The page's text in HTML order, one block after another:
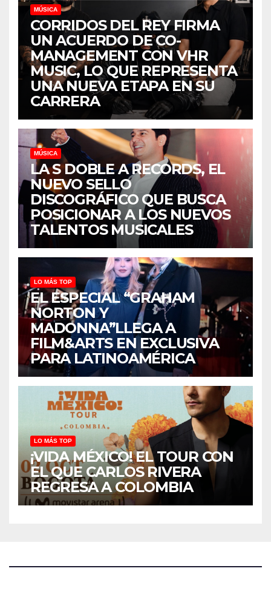
MÚSICA
CORRIDOS DEL REY FIRMA
UN ACUERDO DE CO-
MANAGEMENT CON VHR
MUSIC, LO QUE REPRESENTA
UNA NUEVA ETAPA EN SU
CARRERA
MÚSICA
LA S DOBLE A RECORDS, EL
NUEVO SELLO
DISCOGRÁFICO QUE BUSCA
POSICIONAR A LOS NUEVOS
TALENTOS MUSICALES
LO MÁS TOP
EL ESPECIAL “GRAHAM
NORTON Y
MADONNA”LLEGA A
FILM&ARTS EN EXCLUSIVA
PARA LATINOAMÉRICA
LO MÁS TOP
¡VIDA MÉXICO! EL TOUR CON
EL QUE CARLOS RIVERA
REGRESA A COLOMBIA